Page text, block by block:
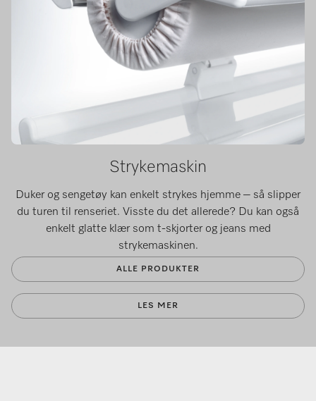
Strykemaskin
Duker og sengetøy kan enkelt strykes hjemme – så slipper
du turen til renseriet. Visste du det allerede? Du kan også
enkelt glatte klær som t-skjorter og jeans med
strykemaskinen.
ALLE PRODUKTER
LES MER